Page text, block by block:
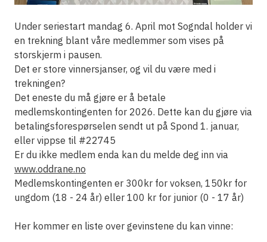
Under seriestart mandag 6. April mot Sogndal holder vi
en trekning blant våre medlemmer som vises på
storskjerm i pausen.
Det er store vinnersjanser, og vil du være med i
trekningen?
Det eneste du må gjøre er å betale
medlemskontingenten for 2026. Dette kan du gjøre via
betalingsforespørselen sendt ut på Spond 1. januar,
eller vippse til #22745
Er du ikke medlem enda kan du melde deg inn via
www.oddrane.no
Medlemskontingenten er 300kr for voksen, 150kr for
ungdom (18 - 24 år) eller 100 kr for junior (0 - 17 år)
Her kommer en liste over gevinstene du kan vinne: